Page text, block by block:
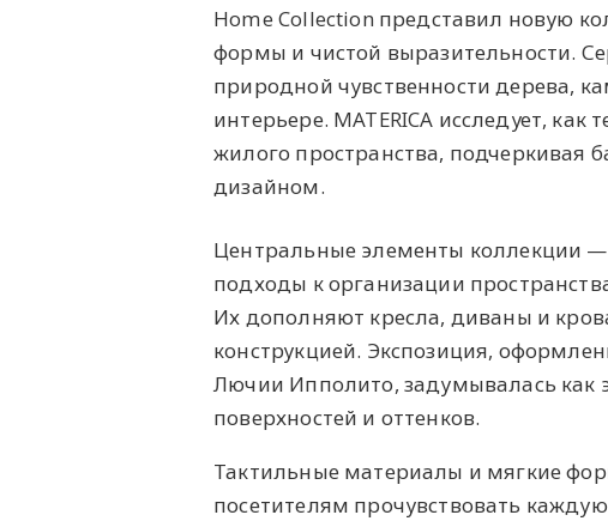
Home Collection представил новую
формы и чистой выразительности.
природной чувственности дерева,
интерьере. MATERICA исследует,
жилого пространства,
дизайном.
Центральные элементы коллекции
подходы к организации
Их дополняют кресла, диваны и
конструкцией. Экспозиция,
Лючии Ипполито, задумывалась как
поверхностей и оттенков.
Тактильные материалы и мягкие
посетителям прочувствовать